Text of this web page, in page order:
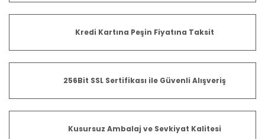
Kredi Kartına Peşin Fiyatına Taksit
256Bit SSL Sertifikası ile Güvenli Alışveriş
Kusursuz Ambalaj ve Sevkiyat Kalitesi